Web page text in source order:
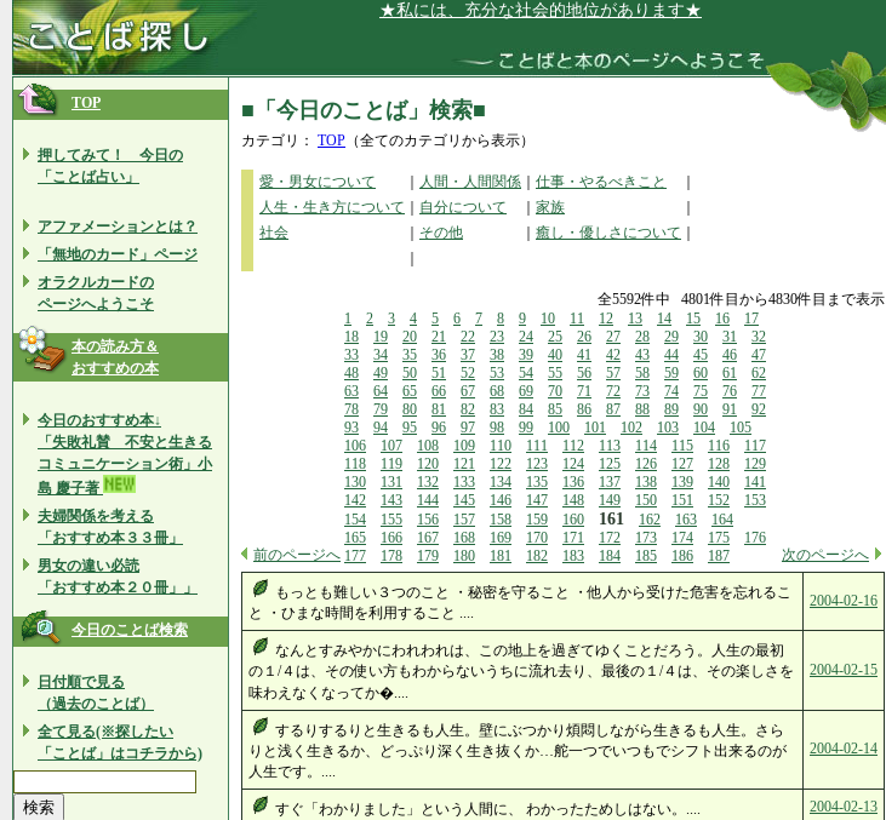
★私には、充分な社会的地位があります★
TOP
押してみて！ 今日の
「ことば占い」
アファメーションとは？
「無地のカード」ページ
オラクルカードの
ページへようこそ
本の読み方＆
おすすめの本
今日のおすすめ本↓
「失敗礼賛 不安と生きる
コミュニケーション術」小
島 慶子著
夫婦関係を考える
「おすすめ本３３冊」
男女の違い必読
「おすすめ本２０冊」」
今日のことば検索
日付順で見る
（過去のことば）
全て見る(※探したい
「ことば」はコチラから)
■「今日のことば」検索■
カテゴリ： TOP （全てのカテゴリから表示）
愛・男女について 人間・人間関係 仕事・やるべきこと
人生・生き方について
自分について 家族
社会
その他 癒し・優しさについて
全5592件中 4801件目から4830件目まで表示
前のページへ
1 2 3 4 5 6 7 8 9 10 11 12 13 14 15 16
17
18
19 20 21 22 23 24 25 26 27 28 29 30 31
32
33
34 35 36 37 38 39 40 41 42 43 44 45 46
47
48
49 50 51 52 53 54 55 56 57 58 59 60 61
62
63
64 65 66 67 68 69 70 71 72 73 74 75 76
77
78
79 80 81 82 83 84 85 86 87 88 89 90 91
92
93
94 95 96 97 98 99 100 101 102 103 104
105
106
107 108 109 110 111 112 113 114 115 116
117
118
119 120 121 122 123 124 125 126 127 128
129
130
131 132 133 134 135 136 137 138 139 140
141
142
143 144 145 146 147 148 149 150 151 152
153
154
155 156 157 158 159 160 161 162 163
164
165
166 167 168 169 170 171 172 173 174 175
176
177
178 179 180 181 182 183 184 185 186 187 次のページへ
もっとも難しい３つのこと ・秘密を守ること ・他人から受けた危害を忘れるこ
と ・ひまな時間を利用すること ....
2004-02-16
なんとすみやかにわれわれは、この地上を過ぎてゆくことだろう。人生の最初
の１/４は、その使い方もわからないうちに流れ去り、最後の１/４は、その楽しさを
味わえなくなってか�....
2004-02-15
するりするりと生きるも人生。壁にぶつかり煩悶しながら生きるも人生。さら
りと浅く生きるか、どっぷり深く生き抜くか…舵一つでいつもでシフト出来るのが
人生です。....
2004-02-14
すぐ「わかりました」という人間に、 わかったためしはない。.... 2004-02-13